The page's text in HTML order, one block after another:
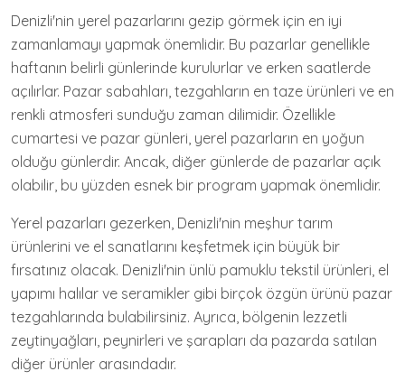
Denizli'nin yerel pazarlarını gezip görmek için en iyi
zamanlamayı yapmak önemlidir. Bu pazarlar genellikle
haftanın belirli günlerinde kurulurlar ve erken saatlerde
açılırlar. Pazar sabahları, tezgahların en taze ürünleri ve en
renkli atmosferi sunduğu zaman dilimidir. Özellikle
cumartesi ve pazar günleri, yerel pazarların en yoğun
olduğu günlerdir. Ancak, diğer günlerde de pazarlar açık
olabilir, bu yüzden esnek bir program yapmak önemlidir.
Yerel pazarları gezerken, Denizli'nin meşhur tarım
ürünlerini ve el sanatlarını keşfetmek için büyük bir
fırsatınız olacak. Denizli'nin ünlü pamuklu tekstil ürünleri, el
yapımı halılar ve seramikler gibi birçok özgün ürünü pazar
tezgahlarında bulabilirsiniz. Ayrıca, bölgenin lezzetli
zeytinyağları, peynirleri ve şarapları da pazarda satılan
diğer ürünler arasındadır.